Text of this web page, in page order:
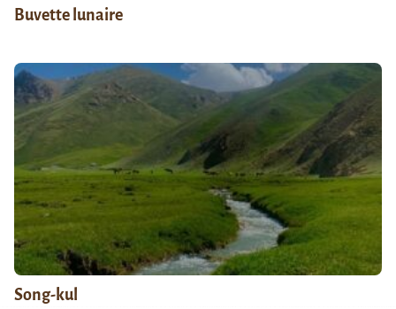
Buvette lunaire
Song-kul